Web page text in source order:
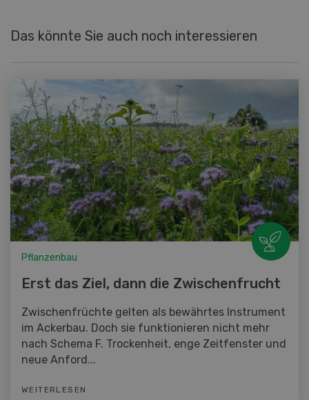
Das könnte Sie auch noch interessieren
Pflanzenbau
Erst das Ziel, dann die Zwischenfrucht
Zwischenfrüchte gelten als bewährtes Instrument
im Ackerbau. Doch sie funktionieren nicht mehr
nach Schema F. Trockenheit, enge Zeitfenster und
neue Anford...
WEITERLESEN